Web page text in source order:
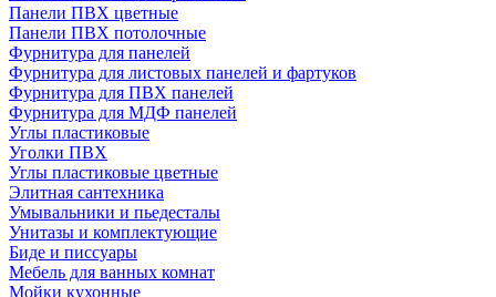
Панели ПВХ цветные
Панели ПВХ потолочные
Фурнитура для панелей
Фурнитура для листовых панелей и фартуков
Фурнитура для ПВХ панелей
Фурнитура для МДФ панелей
Углы пластиковые
Уголки ПВХ
Углы пластиковые цветные
Элитная сантехника
Умывальники и пьедесталы
Унитазы и комплектующие
Биде и писсуары
Мебель для ванных комнат
Мойки кухонные